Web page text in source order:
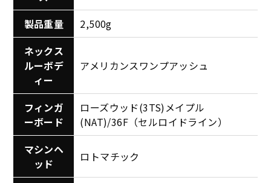
製品重量
2,500g
ネックス
ルーボデ
ィー
アメリカンスワンプアッシュ
フィンガ
ーボード
ローズウッド(3TS)メイプル
(NAT)/36F（セルロイドライン）
マシンヘ
ッド
ロトマチック